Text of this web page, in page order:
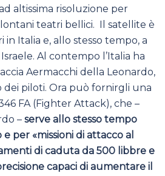
altissima risoluzione per
teatri bellici. Il satellite è
Italia e, allo stesso tempo, a
Al contempo l’Italia ha
Aermacchi della Leonardo,
dei piloti. Ora può fornirgli una
FA (Fighter Attack), che –
– serve allo stesso tempo
per «missioni di attacco al
di caduta da 500 libbre e
capaci di aumentare il